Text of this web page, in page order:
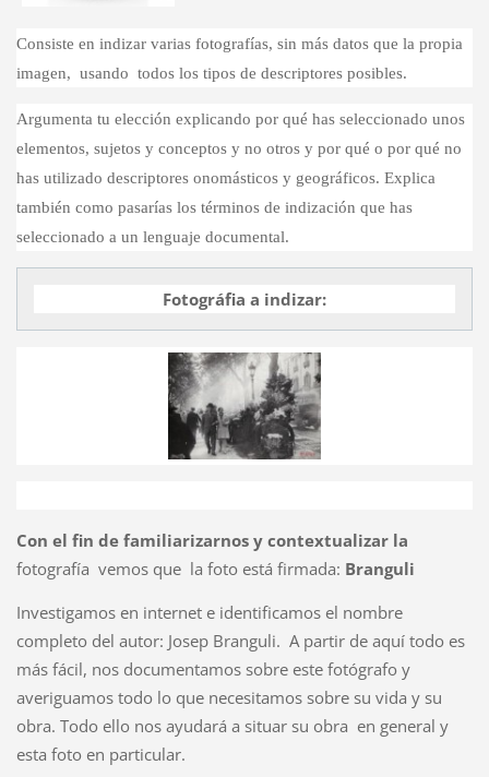
Consiste en indizar varias fotografías, sin más datos que la propia
imagen, usando todos los tipos de descriptores posibles.
Argumenta tu elección explicando por qué has seleccionado unos
elementos, sujetos y conceptos y no otros y por qué o por qué no
has utilizado descriptores onomásticos y geográficos. Explica
también como pasarías los términos de indización que has
seleccionado a un lenguaje documental.
Fotográfia a indizar:
Con el fin de familiarizarnos y contextualizar la
fotografía vemos que la foto está firmada: Branguli
Investigamos en internet e identificamos el nombre
completo del autor: Josep Branguli. A partir de aquí todo es
más fácil, nos documentamos sobre este fotógrafo y
averiguamos todo lo que necesitamos sobre su vida y su
obra. Todo ello nos ayudará a situar su obra en general y
esta foto en particular.